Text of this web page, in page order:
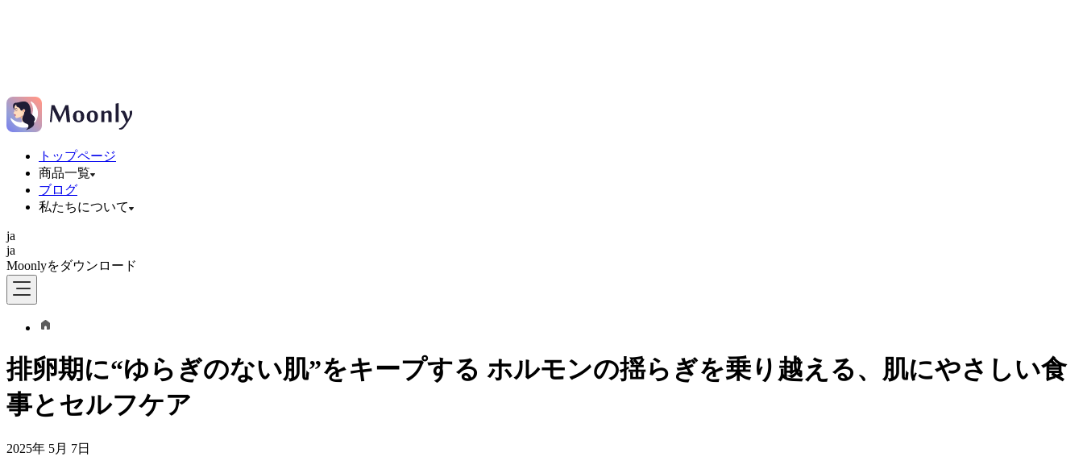
トップページ
商品一覧
ブログ
私たちについて
ja
ja
Moonlyをダウンロード
排卵期に“ゆらぎのない肌”をキープする ホルモンの揺らぎを乗り越える、肌にやさしい食
事とセルフケア
2025年 5月 7日